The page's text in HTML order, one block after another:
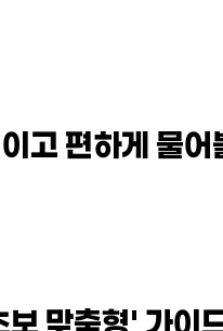
고 편하게 물
맞춤형' 가이